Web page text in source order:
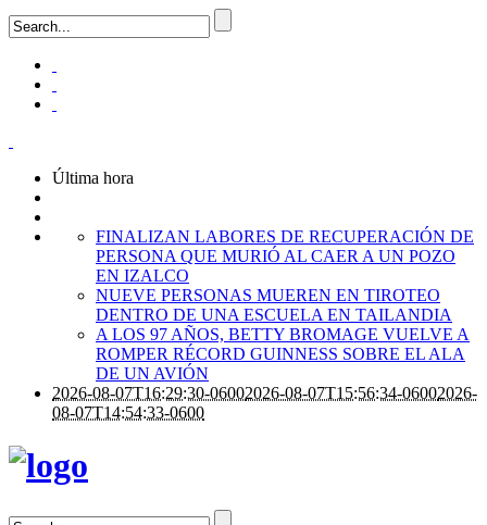
Última hora
FINALIZAN LABORES DE RECUPERACIÓN DE
PERSONA QUE MURIÓ AL CAER A UN POZO
EN IZALCO
NUEVE PERSONAS MUEREN EN TIROTEO
DENTRO DE UNA ESCUELA EN TAILANDIA
A LOS 97 AÑOS, BETTY BROMAGE VUELVE A
ROMPER RÉCORD GUINNESS SOBRE EL ALA
DE UN AVIÓN
2026-08-07T16:29:30-06002026-08-07T15:56:34-06002026-
08-07T14:54:33-0600